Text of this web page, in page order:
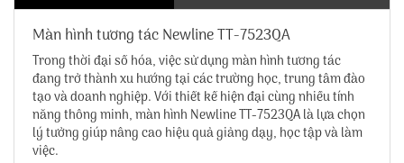
Màn hình tương tác Newline TT-7523QA
Trong thời đại số hóa, việc sử dụng màn hình tương tác
đang trở thành xu hướng tại các trường học, trung tâm đào
tạo và doanh nghiệp. Với thiết kế hiện đại cùng nhiều tính
năng thông minh,màn hình Newline TT-7523QAlà lựa chọn
lý tưởng giúp nâng cao hiệu quả giảng dạy, học tập và làm
việc.